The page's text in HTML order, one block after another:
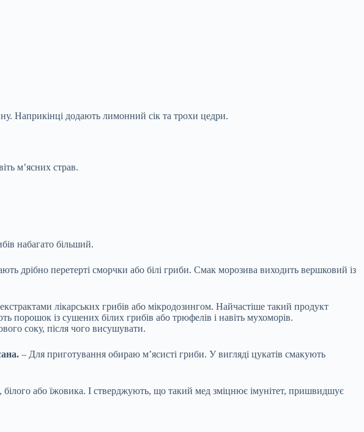
Наприкінці додають лимонний сік та трохи цедри.
м’ясних страв.
набагато більший.
дрібно перетерті сморчки або білі гриби. Смак морозива виходить вершковий із
лікарських грибів або мікродозингом. Найчастіше такий продукт
із сушених білих грибів або трюфелів і навіть мухоморів.
соку, після чого висушувати.
– Для приготування обираю м’ясисті гриби. У вигляді цукатів смакують
або їжовика. І стверджують, що такий мед зміцнює імунітет, пришвидшує